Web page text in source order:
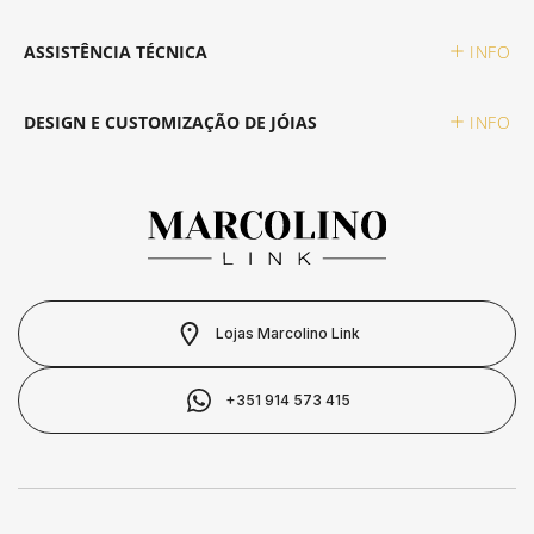
SWATCH
TISSOT
SWATCH
TAG HEUER
PIANEGONDA
POLICE
ROCCOBAROCCO
ROLEX
ASSISTÊNCIA TÉCNICA INFO
DESIGN E CUSTOMIZAÇÃO DE JÓIAS INFO
Lojas Marcolino Link
+351 914 573 415